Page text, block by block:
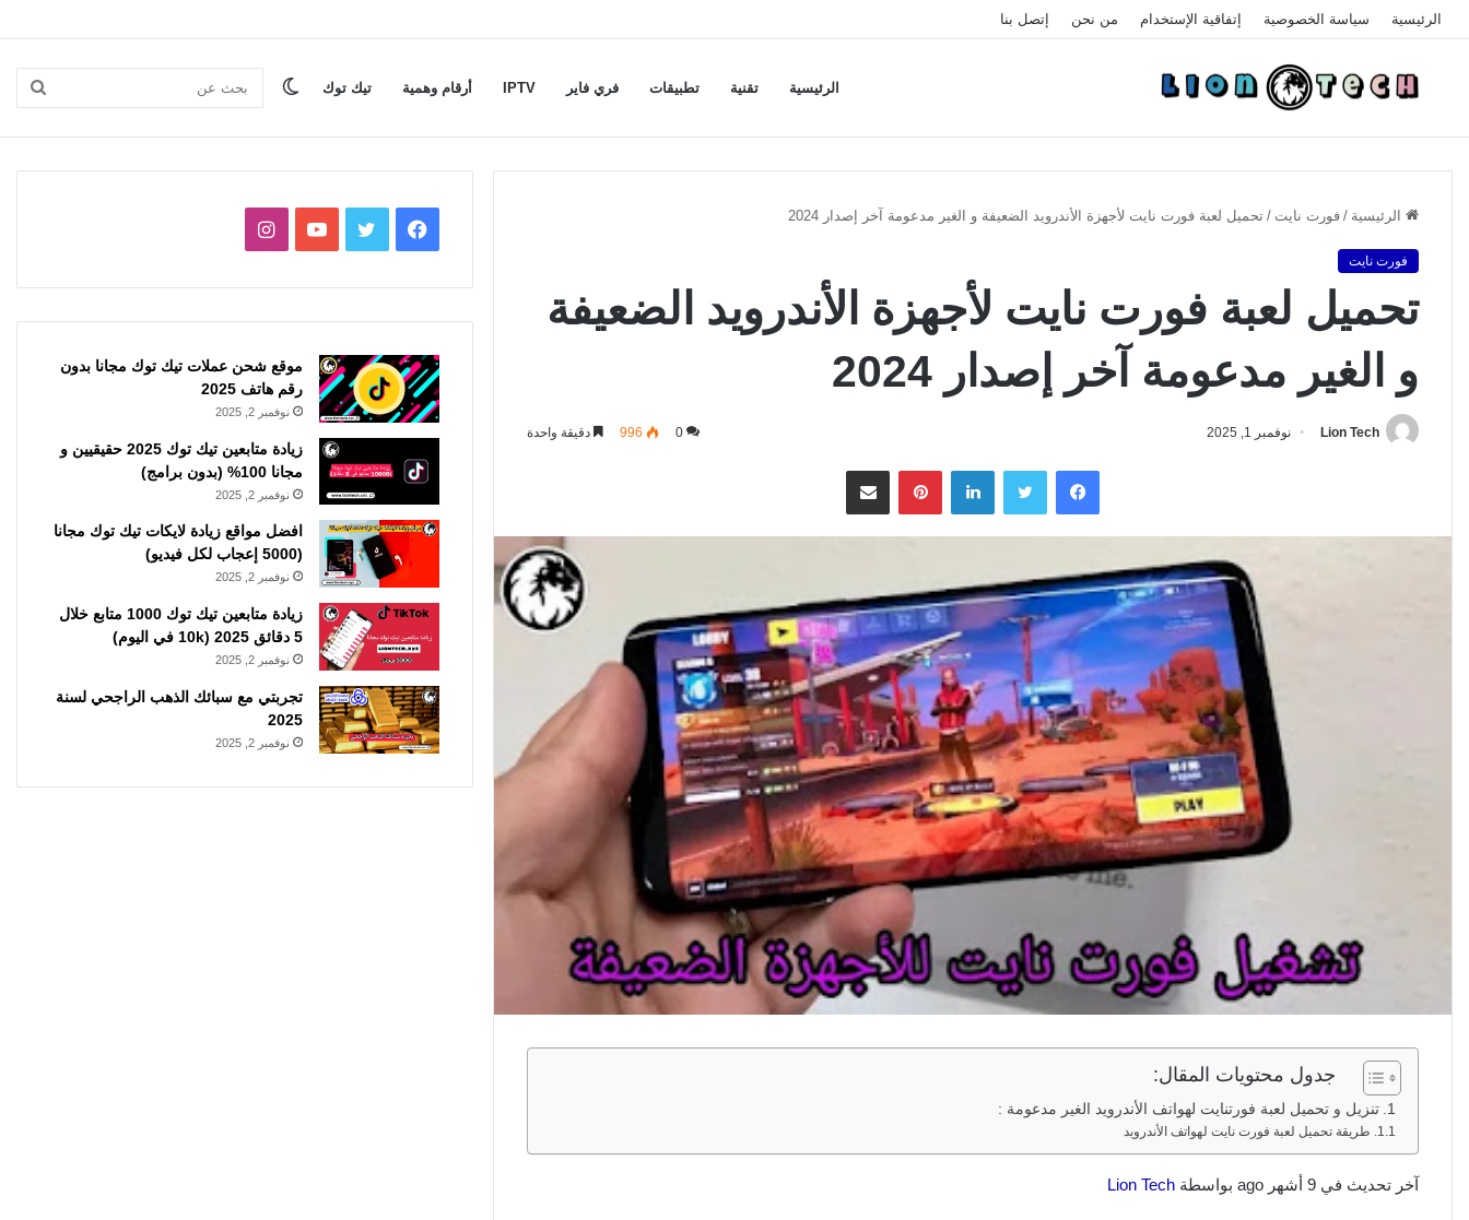
الرئيسية سياسة الخصوصية إتفاقية الإستخدام من نحن إتصل بنا
الرئيسية تقنية تطبيقات فري فاير IPTV أرقام وهمية تيك توك بحث الوضع
الرئيسية / فورت نايت / تحميل لعبة فورت نايت لأجهزة الأندرويد الضعيفة و الغير مدعومة آخر إصدار 2024
فورت نايت
تحميل لعبة فورت نايت لأجهزة الأندرويد الضعيفة
و الغير مدعومة آخر إصدار 2024
Lion Tech نوفمبر 1, 2025 0
996 دقيقة واحدة
فيسبوك تويتر لينكدإن بينتيريستمشاركة عبر البريد
جدول محتويات المقال:
تنزيل و تحميل لعبة فورتنايت لهواتف الأندرويد الغير مدعومة :
طريقة تحميل لعبة فورت نايت لهواتف الأندرويد
آخر تحديث في 9 أشهر ago بواسطة Lion Tech
فيسبوكتويتر يوتيوبانستقرام
موقع شحن عملات تيك توك مجانا بدون
رقم هاتف 2025
نوفمبر 2, 2025
زيادة متابعين تيك توك 2025 حقيقيين و
مجانا 100% (بدون برامج)
نوفمبر 2, 2025
افضل مواقع زيادة لايكات تيك توك مجانا
(5000 إعجاب لكل فيديو)
نوفمبر 2, 2025
زيادة متابعين تيك توك 1000 متابع خلال
5 دقائق 2025 (10k في اليوم)
نوفمبر 2, 2025
تجربتي مع سبائك الذهب الراجحي لسنة
2025
نوفمبر 2, 2025